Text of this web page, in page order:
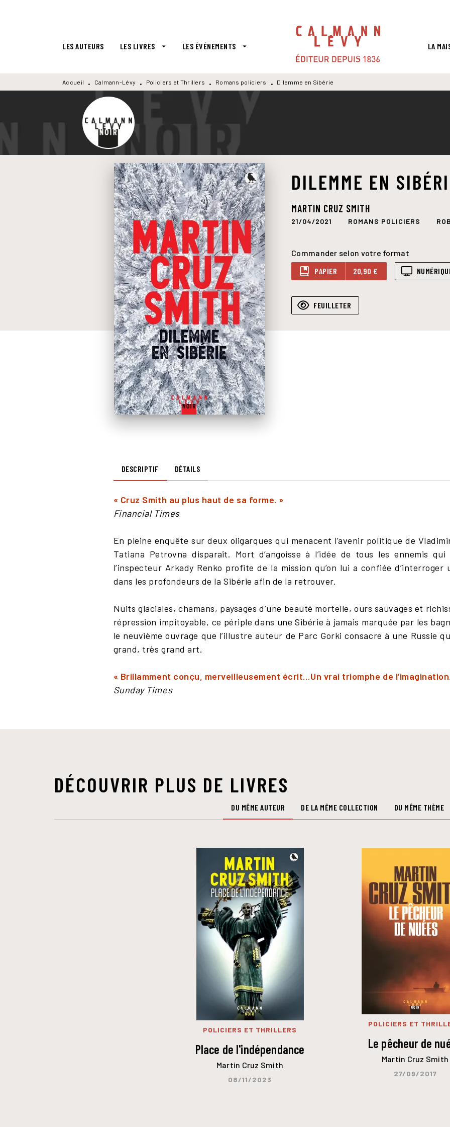
LES AUTEURS LES LIVRES arrow_drop_down LES ÉVÉNEMENTS arrow_drop_down LA
Accueil • Calmann-Lévy • Policiers et Thrillers • Romans policiers • Dilemme en Sibérie
DILEMME EN
MARTIN CRUZ SMITH
21/04/2021 ROMANS POLICIERS
Commander selon votre format
PAPIER
20,90 €
FEUILLETER
DESCRIPTIF DÉTAILS
« Cruz Smith au plus haut de sa forme. »
Financial Times
En pleine enquête sur deux oligarques qui menacent l’avenir politique de
Tatiana Petrovna disparaît. Mort d’angoisse à l’idée de tous les ennemis
l’inspecteur Arkady Renko profite de la mission qu’on lui a confiée d’interroger
dans les profondeurs de la Sibérie afin de la retrouver.
Nuits glaciales, chamans, paysages d’une beauté mortelle, ours sauvages et
répression impitoyable, ce périple dans une Sibérie à jamais marquée par les
le neuvième ouvrage que l’illustre auteur de Parc Gorki consacre à une Russie
grand, très grand art.
« Brillamment conçu, merveilleusement écrit…Un vrai triomphe de
Sunday Times
DÉCOUVRIR PLUS DE LIVRES
DU MÊME AUTEUR DE LA MÊME COLLECTION DU MÊME THÈME
POLICIERS ET THRILLERS
Place de l'indépendance
Martin Cruz Smith
08/11/2023
POLICIERS ET
Le pêcheur de
Martin Cruz Smith
27/09/2017